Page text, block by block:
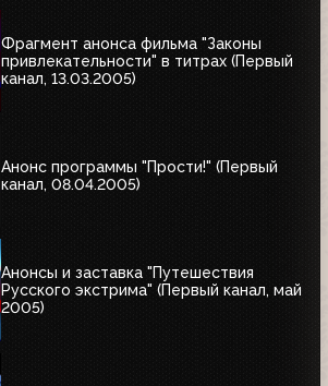
Фрагмент анонса фильма "Законы
привлекательности" в титрах (Первый
канал, 13.03.2005)
Анонс программы "Прости!" (Первый
канал, 08.04.2005)
Анонсы и заставка "Путешествия
Русского экстрима" (Первый канал, май
2005)